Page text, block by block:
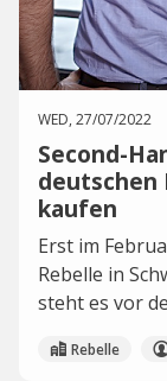
WED, 27/07/2022
Second-
deutschen
kaufen
Erst im
Rebelle in
steht es vor
Rebelle